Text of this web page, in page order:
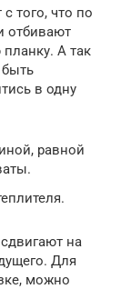
того, что по
отбивают
планку. А так
в одну
равной
на
Для
можно